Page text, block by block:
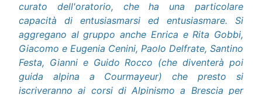
curato dell'oratorio, che ha una particolare
capacità di entusiasmarsi ed entusiasmare. Si
aggregano al gruppo anche Enrica e Rita Gobbi,
Giacomo e Eugenia Cenini, Paolo Delfrate, Santino
Festa, Gianni e Guido Rocco (che diventerà poi
guida alpina a Courmayeur) che presto si
iscriveranno ai corsi di Alpinismo a Brescia per